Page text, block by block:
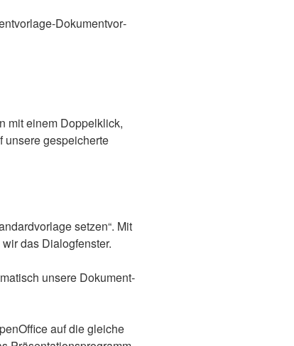
Doku­ment­vor­
mit einem Dop­pel­klick,
unse­re gespei­cher­te
set­zen“. Mit
das Dialogfenster.
unse­re Doku­ment­
auf die glei­che